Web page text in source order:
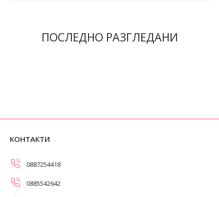
ПОСЛЕДНО РАЗГЛЕДАНИ
КОНТАКТИ
0887254418
0885542642